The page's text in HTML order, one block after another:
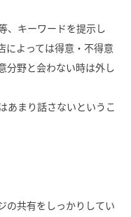
、キーワードを提示し
によっては得意・不得意
分野と会わない時は外し
あまり話さないというこ
の共有をしっかりしてい